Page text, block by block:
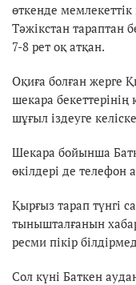
өткенде
Тәжікстан тараптан
7-8 рет оқ атқан.
Оқиға болған жерге
шекара
шұғыл іздеуге
Шекара бойынша
өкілдері де телефон
Қырғыз тарап түнгі
тынышталғанын
ресми пікір
Сол күні Баткен